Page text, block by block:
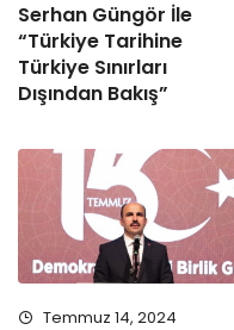
Serhan Güngör İle
“Türkiye Tarihine
Türkiye Sınırları
Dışından Bakış”
Temmuz 14, 2024